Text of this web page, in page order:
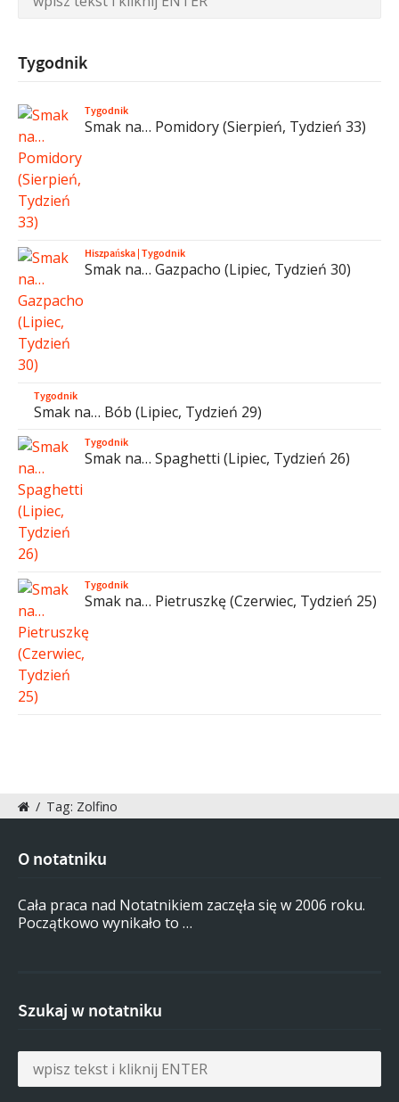
Tygodnik
Tygodnik
Smak na… Pomidory (Sierpień, Tydzień 33)
Hiszpańska|Tygodnik
Smak na… Gazpacho (Lipiec, Tydzień 30)
Tygodnik
Smak na… Bób (Lipiec, Tydzień 29)
Tygodnik
Smak na… Spaghetti (Lipiec, Tydzień 26)
Tygodnik
Smak na… Pietruszkę (Czerwiec, Tydzień 25)
/ Tag: Zolfino
O notatniku
Cała praca nad Notatnikiem zaczęła się w 2006 roku.
Początkowo wynikało to …
Szukaj w notatniku